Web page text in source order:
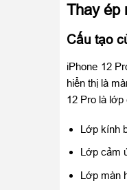
Thay ép
Cấu tạo
iPhone 12
hiển thị là
12 Pro là
Lớp kính
Lớp cảm
Lớp màn